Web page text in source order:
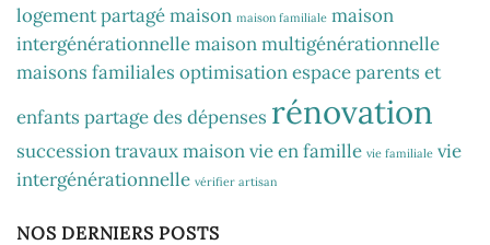
logement partagémaison maison familiale maison
intergénérationnellemaison multigénérationnelle
maisons familiales optimisation espaceparents et
enfants partage des dépenses rénovation
successiontravaux maisonvie en famille vie familiale vie
intergénérationnelle vérifier artisan
NOS DERNIERS POSTS